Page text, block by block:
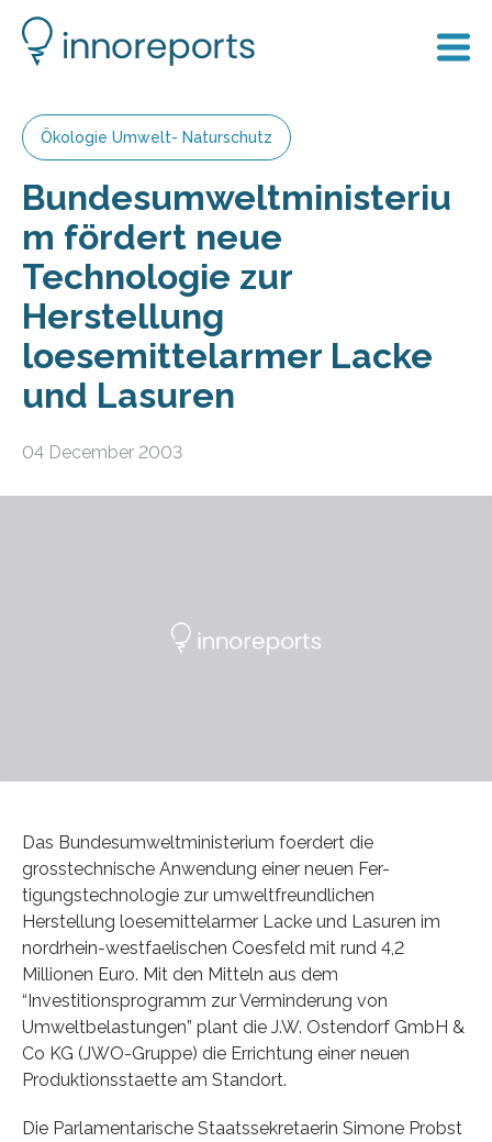
Ökologie Umwelt- Naturschutz
Bundesumweltministeriu
m fördert neue
Technologie zur
Herstellung
loesemittelarmer Lacke
und Lasuren
04 December 2003
Das Bundesumweltministerium foerdert die
grosstechnische Anwendung einer neuen Fer-
tigungstechnologie zur umweltfreundlichen
Herstellung loesemittelarmer Lacke und Lasuren im
nordrhein-westfaelischen Coesfeld mit rund 4,2
Millionen Euro. Mit den Mitteln aus dem
“Investitionsprogramm zur Verminderung von
Umweltbelastungen” plant die J.W. Ostendorf GmbH &
Co KG (JWO-Gruppe) die Errichtung einer neuen
Produktionsstaette am Standort.
Die Parlamentarische Staatssekretaerin Simone Probst